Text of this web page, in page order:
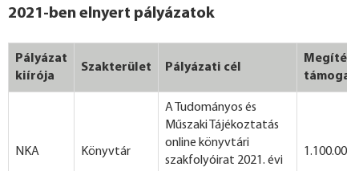
2021-ben elnyert pályázatok
Pályázat
kiírója
Szakterület Pályázati cél
Megítélt
NKA Könyvtár
A Tudományos és
Műszaki Tájékoztatás
online könyvtári
szakfolyóirat 2021. évi
1.100.000